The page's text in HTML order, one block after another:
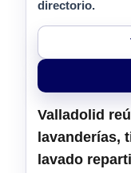
directorio.
Valladolid
lavanderías,
lavado